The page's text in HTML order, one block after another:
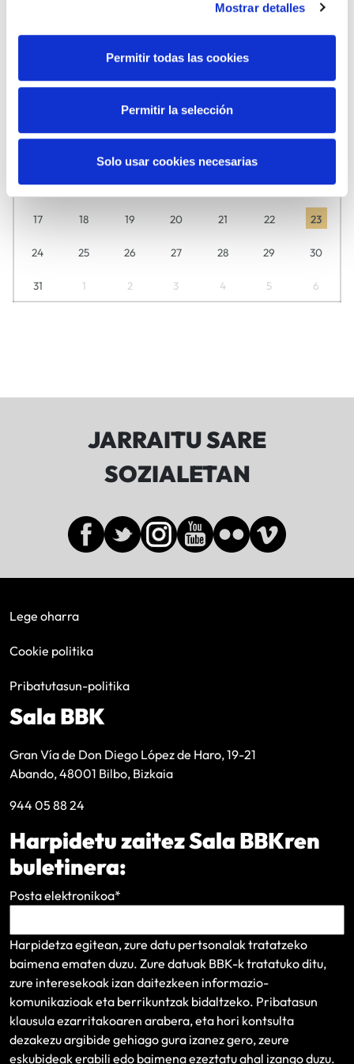
Mostrar detalles
Permitir todas las cookies
Permitir la selección
Solo usar cookies necesarias
Ikusi hemen egunero zuretzat zer daukagun prestatuta.
A A A O O L I
29 30 31
10 11 12 13 14 15 16
17 18 19 20 21 22 23
24 25 26 27 28 29 30
31 1 2 3 4 5 6
JARRAITU SARE
SOZIALETAN
Lege oharra
Cookie politika
Pribatutasun-politika
Sala BBK
Gran Vía de Don Diego López de Haro, 19-21
Abando, 48001 Bilbo, Bizkaia
944 05 88 24
Harpidetu zaitez Sala BBKren
buletinera:
Posta elektronikoa*
Harpidetza egitean, zure datu pertsonalak tratatzeko
baimena ematen duzu. Zure datuak BBK-k tratatuko ditu,
zure interesekoak izan daitezkeen informazio-
komunikazioak eta berrikuntzak bidaltzeko. Pribatasun
klausulaezarritakoaren arabera, eta hori kontsulta
dezakezu argibide gehiago gura izanez gero, zeure
eskubideak erabili edo baimena ezeztatu ahal izango duzu.